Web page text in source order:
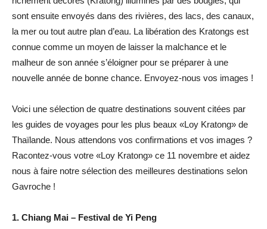
sont ensuite envoyés dans des rivières, des lacs, des canaux,
la mer ou tout autre plan d’eau. La libération des Kratongs est
connue comme un moyen de laisser la malchance et le
malheur de son année s’éloigner pour se préparer à une
nouvelle année de bonne chance. Envoyez-nous vos images !
Voici une sélection de quatre destinations souvent citées par
les guides de voyages pour les plus beaux «Loy Kratong» de
Thaïlande. Nous attendons vos confirmations et vos images ?
Racontez-vous votre «Loy Kratong» ce 11 novembre et aidez
nous à faire notre sélection des meilleures destinations selon
Gavroche !
1. Chiang Mai – Festival de Yi Peng